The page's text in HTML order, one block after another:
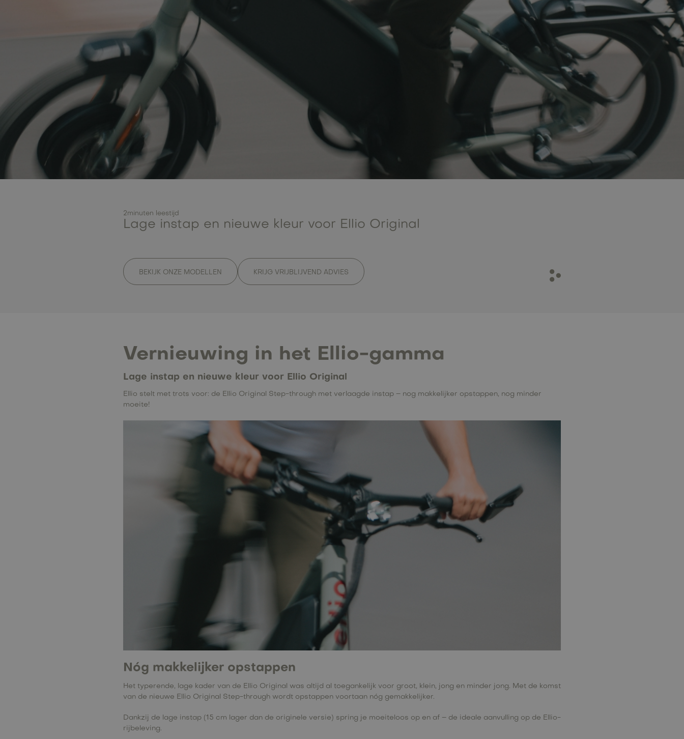
2minuten leestijd
Lage instap en nieuwe kleur voor Ellio Original
BEKIJK ONZE MODELLEN KRIJG VRIJBLIJVEND ADVIES
Vernieuwing in het Ellio-gamma
Lage instap en nieuwe kleur voor Ellio Original
Ellio stelt met trots voor: de Ellio Original Step-through met verlaagde instap – nog makkelijker opstappen, nog minder
moeite!
Nóg makkelijker opstappen
Het typerende, lage kader van de Ellio Original was altijd al toegankelijk voor groot, klein, jong en minder jong. Met de komst
van de nieuwe Ellio Original Step-through wordt opstappen voortaan nóg gemakkelijker.
Dankzij de lage instap (15 cm lager dan de originele versie) spring je moeiteloos op en af – de ideale aanvulling op de Ellio-
rijbeleving.